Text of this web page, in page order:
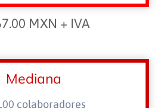
MXN + IVA
Mediana
colaboradores